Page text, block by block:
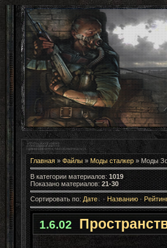
Главная» Файлы» Моды сталкер» Моды
В категории материалов: 1019
Показано материалов: 21-30
Сортировать по: Дате · Названию·
1.6.02